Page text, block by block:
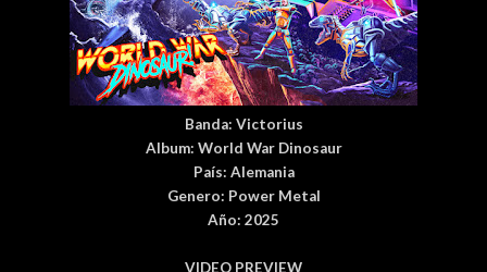
Banda: Victorius
Album: World War Dinosaur
País: Alemania
Genero: Power Metal
Año: 2025
VIDEO PREVIEW